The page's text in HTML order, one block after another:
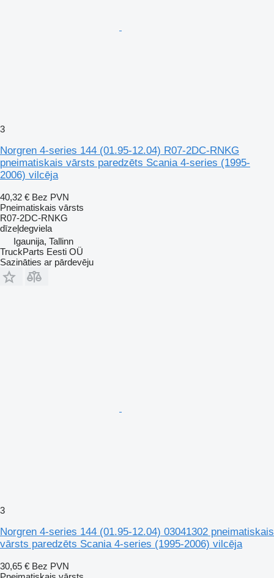
3
Norgren 4-series 144 (01.95-12.04) R07-2DC-RNKG
pneimatiskais vārsts paredzēts Scania 4-series (1995-
2006) vilcēja
40,32 € Bez PVN
Pneimatiskais vārsts
R07-2DC-RNKG
dīzeļdegviela
Igaunija, Tallinn
TruckParts Eesti OÜ
Sazināties ar pārdevēju
3
Norgren 4-series 144 (01.95-12.04) 03041302 pneimatiskais
vārsts paredzēts Scania 4-series (1995-2006) vilcēja
30,65 € Bez PVN